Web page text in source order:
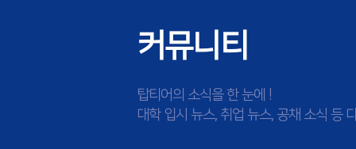
커뮤니티
탑티어의 소식을 한 눈에 !
대학 입시 뉴스, 취업 뉴스, 공채 소식 등